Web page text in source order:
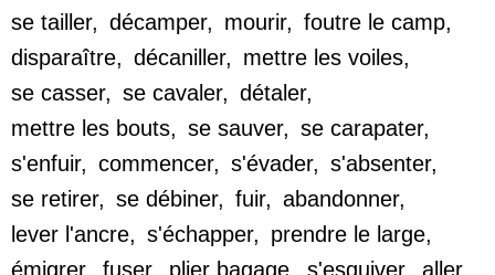
se tailler, décamper, mourir, foutre le camp,
disparaître, décaniller, mettre les voiles,
se casser, se cavaler, détaler,
mettre les bouts, se sauver, se carapater,
s'enfuir, commencer, s'évader, s'absenter,
se retirer, se débiner, fuir, abandonner,
lever l'ancre, s'échapper, prendre le large,
émigrer, fuser, plier bagage, s'esquiver, aller,